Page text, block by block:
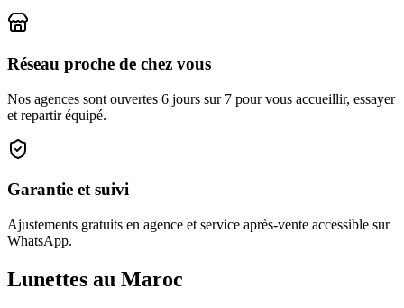
Réseau proche de chez vous
Nos agences sont ouvertes 6 jours sur 7 pour vous accueillir, essayer
et repartir équipé.
Garantie et suivi
Ajustements gratuits en agence et service après-vente accessible sur
WhatsApp.
Lunettes au Maroc